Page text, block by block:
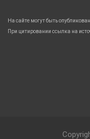
На сайте могут быть
При цитировании ссылка на